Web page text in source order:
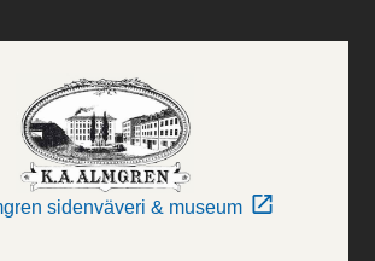
sidenväveri & museum